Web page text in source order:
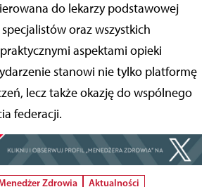
do lekarzy podstawowej
oraz wszystkich
aspektami opieki
stanowi nie tylko platformę
lecz także okazję do wspólnego
federacji.
Zdrowia
Aktualności